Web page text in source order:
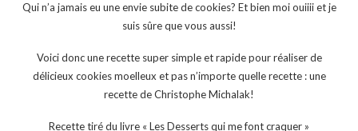
Qui n’a jamais eu une envie subite de cookies? Et bien moi ouiiii et je
suis sûre que vous aussi!
Voici donc une recette super simple et rapide pour réaliser de
délicieux cookies moelleux et pas n’importe quelle recette : une
recette de Christophe Michalak!
Recette tiré du livre « Les Desserts qui me font craquer »